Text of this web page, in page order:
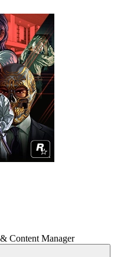
Content Manager